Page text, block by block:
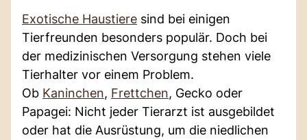
Exotische Haustiere sind bei einigen
Tierfreunden besonders populär. Doch bei
der medizinischen Versorgung stehen viele
Tierhalter vor einem Problem.
Ob Kaninchen, Frettchen, Gecko oder
Papagei: Nicht jeder Tierarzt ist ausgebildet
oder hat die Ausrüstung, um die niedlichen